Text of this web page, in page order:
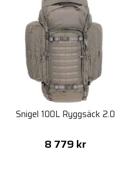
Snigel 100L Ryggsäck 2.0
8 779 kr